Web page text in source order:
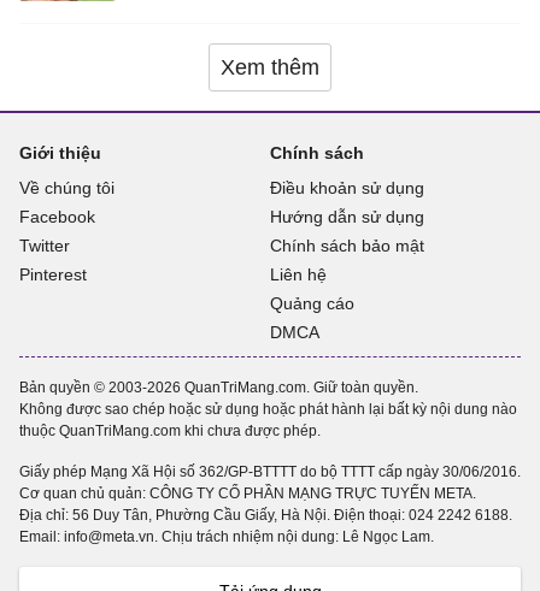
Xem thêm
Giới thiệu
Về chúng tôi
Facebook
Twitter
Pinterest
Chính sách
Điều khoản sử dụng
Hướng dẫn sử dụng
Chính sách bảo mật
Liên hệ
Quảng cáo
DMCA
Bản quyền © 2003-2026 QuanTriMang.com. Giữ toàn quyền.
Không được sao chép hoặc sử dụng hoặc phát hành lại bất kỳ nội dung nào
thuộc QuanTriMang.com khi chưa được phép.
Giấy phép Mạng Xã Hội số 362/GP-BTTTT do bộ TTTT cấp ngày 30/06/2016.
Cơ quan chủ quản: CÔNG TY CỔ PHẦN MẠNG TRỰC TUYẾN META.
Địa chỉ: 56 Duy Tân, Phường Cầu Giấy, Hà Nội. Điện thoại: 024 2242 6188.
Email: info@meta.vn. Chịu trách nhiệm nội dung: Lê Ngọc Lam.